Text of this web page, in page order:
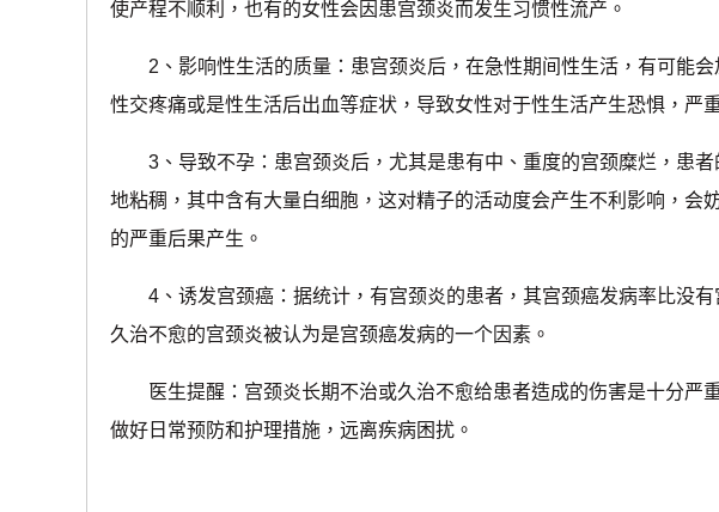
使产程不顺利，也有的女性会因患宫颈炎而发生习惯性流产。
2、影响性生活的质量：患宫颈炎后，在急性期间性生活，有可能会
性交疼痛或是性生活后出血等症状，导致女性对于性生活产生恐惧，严
3、导致不孕：患宫颈炎后，尤其是患有中、重度的宫颈糜烂，患者
地粘稠，其中含有大量白细胞，这对精子的活动度会产生不利影响，会
的严重后果产生。
4、诱发宫颈癌：据统计，有宫颈炎的患者，其宫颈癌发病率比没有
久治不愈的宫颈炎被认为是宫颈癌发病的一个因素。
医生提醒：宫颈炎长期不治或久治不愈给患者造成的伤害是十分严重
做好日常预防和护理措施，远离疾病困扰。